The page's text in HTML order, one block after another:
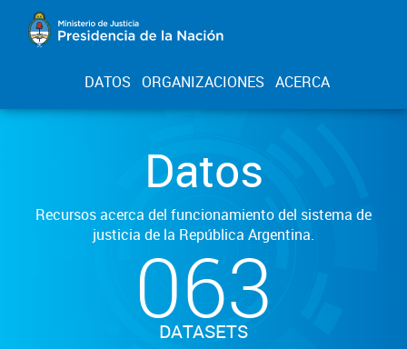
DATOS ORGANIZACIONES ACERCA
Datos
Recursos acerca del funcionamiento del sistema de
justicia de la República Argentina.
063
DATASETS